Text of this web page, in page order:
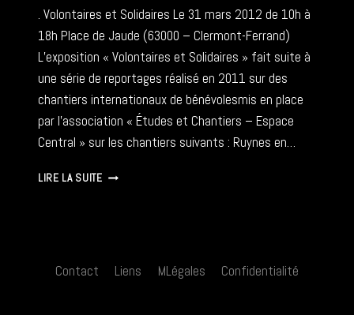
. Volontaires et Solidaires Le 31 mars 2012 de 10h à
18h Place de Jaude (63000 – Clermont-Ferrand)
L’exposition « Volontaires et Solidaires » fait suite à
une série de reportages réalisé en 2011 sur des
chantiers internationaux de bénévolesmis en place
par l’association « Études et Chantiers – Espace
Central » sur les chantiers suivants : Ruynes en…
LIRE LA SUITEVOLONTAIRES
2012
Contact Liens MLégales Confidentialité